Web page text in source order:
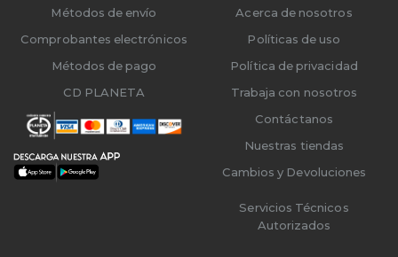
Métodos de envío
Comprobantes electrónicos
Métodos de pago
CD PLANETA
Acerca de nosotros
Políticas de uso
Política de privacidad
Trabaja con nosotros
Contáctanos
Nuestras tiendas
Cambios y Devoluciones
Servicios Técnicos
Autorizados